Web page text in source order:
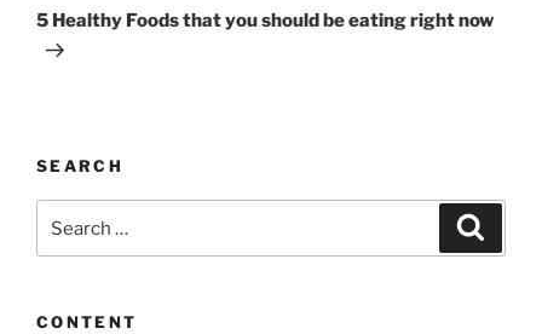
Post
5 Healthy Foods that you should be eating right now
SEARCH
CONTENT